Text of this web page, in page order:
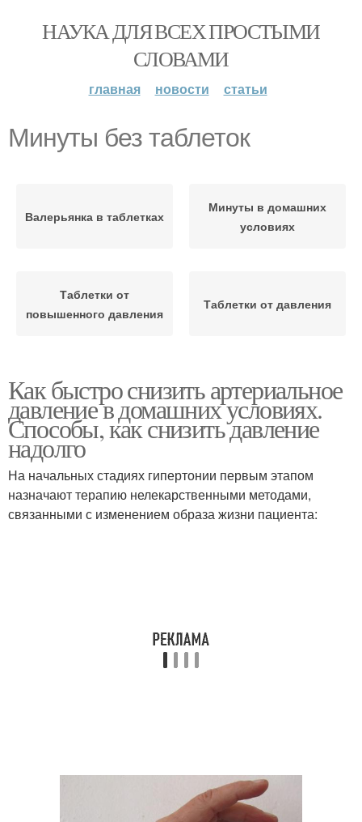
НАУКА ДЛЯ ВСЕХ ПРОСТЫМИ
СЛОВАМИ
главная новости статьи
Минуты без таблеток
Валерьянка в таблетках
Минуты в домашних
условиях
Таблетки от
повышенного давления
Таблетки от давления
Как быстро снизить артериальное
давление в домашних условиях.
Способы, как снизить давление
надолго
На начальных стадиях гипертонии первым этапом
назначают терапию нелекарственными методами,
связанными с изменением образа жизни пациента: